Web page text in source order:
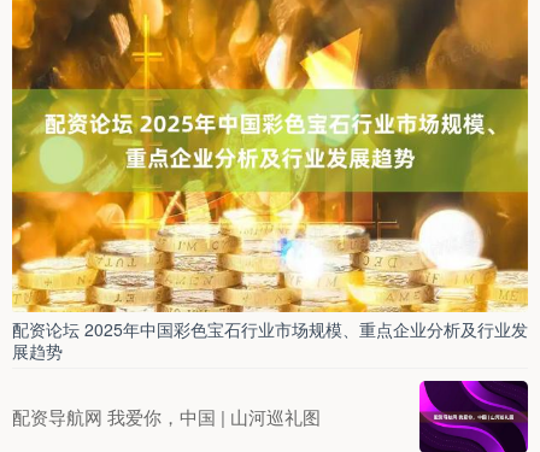
配资论坛 2025年中国彩色宝石行业市场规模、重点企业分析及行业发
展趋势
配资导航网 我爱你，中国 | 山河巡礼图